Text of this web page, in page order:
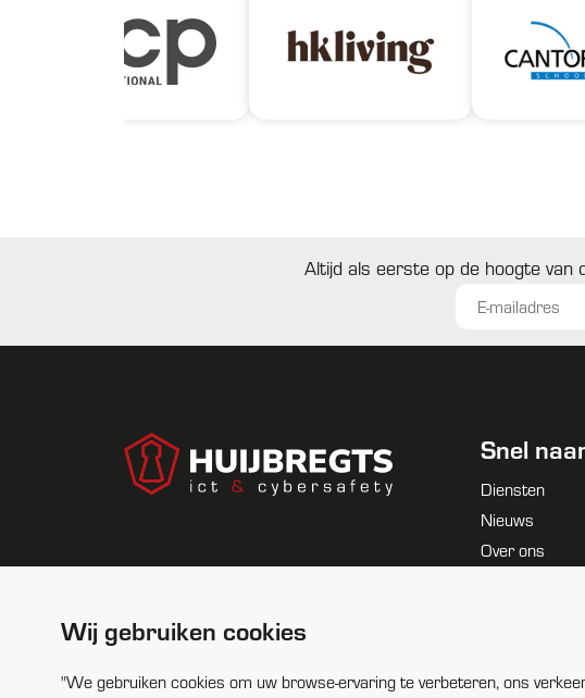
Altijd als eerste op de hoogte van
Snel
Diensten
Nieuws
Over ons
Wij gebruiken cookies
"We gebruiken cookies om uw browse-ervaring te verbeteren, ons